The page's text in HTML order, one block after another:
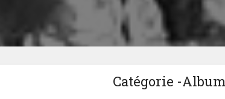
Catégorie -